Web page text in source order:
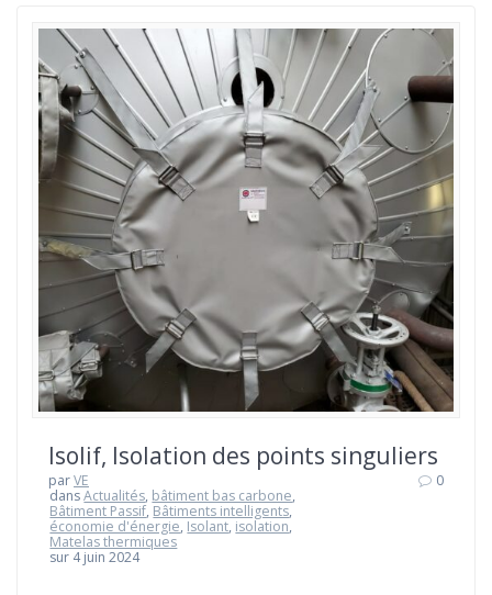
Isolif, Isolation des points singuliers
parVE
dansActualités, bâtiment bas carbone,
Bâtiment Passif, Bâtiments intelligents,
économie d'énergie, Isolant, isolation,
Matelas thermiques
sur 4 juin 2024
0